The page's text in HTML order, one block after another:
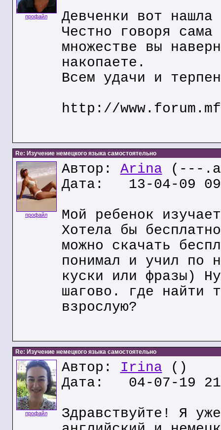
профайл
Девченки вот
Честно говоря
множестве вы
накопаете.
Всем удачи и
http://
Re: Изучение немецкого языка самостоятельно
профайл
Автор: Arina (---
Дата: 13-04-09
Мой ребенок
Хотела бы
можно скачать
понимал и учил по
куски или фразы)
шагово. где найти
взрослую?
Re: Изучение немецкого языка самостоятельно
профайл
Автор: Irina ()
Дата: 04-07-19
Здравствуйте! Я